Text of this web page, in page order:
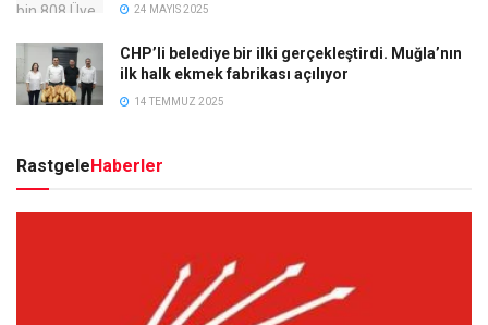
24 MAYIS 2025
CHP’li belediye bir ilki gerçekleştirdi. Muğla’nın
ilk halk ekmek fabrikası açılıyor
14 TEMMUZ 2025
RastgeleHaberler